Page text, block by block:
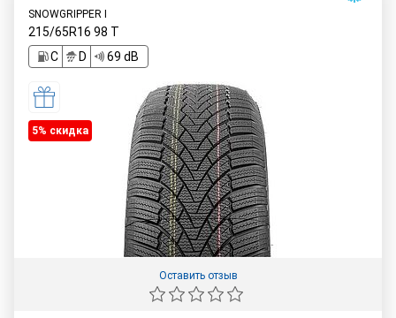
SNOWGRIPPER I
215/65R16 98 T
C
D 69 dB
5% cкидка
Оставить отзыв